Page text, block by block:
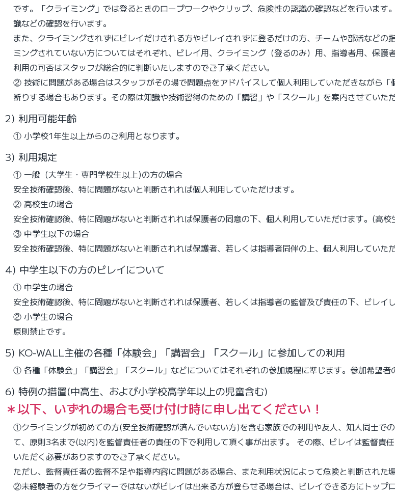
です。「クライミング」では登るときのロープワークやクリップ、危険性の認識の確認などを行いま
識などの確認を行います。
また、クライミングされずにビレイだけされる方やビレイされずに登るだけの方、チームや部活など
ミングされていない方についてはそれぞれ、ビレイ用、クライミング（登るのみ）用、指導者用、保護
利用の可否はスタッフが総合的に判断いたしますのでご了承ください。
② 技術に問題がある場合はスタッフがその場で問題点をアドバイスして個人利用していただきながら
断りする場合もあります。その際は知識や技術習得のための「講習」や「スクール」を案内させていた
2) 利用可能年齢
① 小学校1年生以上からのご利用となります。
3) 利用規定
① 一般（大学生・専門学校生以上)の方の場合
安全技術確認後、特に問題がないと判断されれば個人利用していただけます。
② 高校生の場合
安全技術確認後、特に問題がないと判断されれば保護者の同意の下、個人利用していただけます。(高校
③ 中学生以下の場合
安全技術確認後、特に問題がないと判断されれば保護者、若しくは指導者同伴の上、個人利用していた
4) 中学生以下の方のビレイについて
① 中学生の場合
安全技術確認後、特に問題がないと判断されれば保護者、若しくは指導者の監督及び責任の下、ビレイ
② 小学生の場合
原則禁止です。
5) KO-WALL主催の各種「体験会」「講習会」「スクール」に参加しての利用
① 各種「体験会」「講習会」「スクール」などについてはそれぞれの参加規程に準じます。参加希望者
6) 特例の措置(中高生、および小学校高学年以上の児童含む)
＊以下、いずれの場合も受け付け時に申し出てください！
①クライミングが初めての⽅(安全技術確認が済んでいない⽅)を含む家族での利⽤や友⼈、知⼈同⼠
て、原則3名まで(以内)を監督責任者の責任の下で利⽤して頂く事が出ます。 その際、ビレイは監督責
いただく必要がありますのでご了承ください。
ただし、監督責任者の監督不足や指導内容に問題がある場合、また利用状況によって危険と判断された
②未経験者の⽅をクライマーではないがビレイは出来る⽅が登らせる場合は、ビレイできる方にトッ